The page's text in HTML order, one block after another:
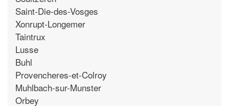
Saint-Die-des-Vosges
Xonrupt-Longemer
Taintrux
Lusse
Buhl
Provencheres-et-Colroy
Muhlbach-sur-Munster
Orbey